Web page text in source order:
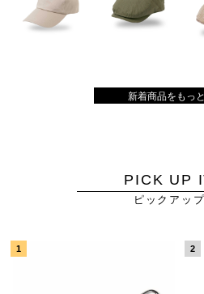
新着商品をもっ
PICK UP
ピックアッ